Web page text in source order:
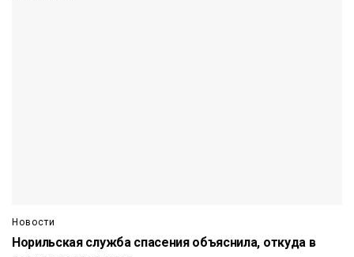
Новости
Норильская служба спасения объяснила, откуда в